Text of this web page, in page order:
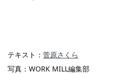
テキスト： 菅原さくら
写真：WORK MILL編集部